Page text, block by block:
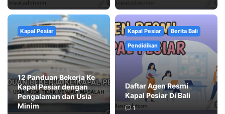
Kapal Pesiar
12 Panduan Bekerja Ke
Kapal Pesiar dengan
Pengalaman dan Usia
Minim
Kapal Pesiar Berita Bali
Pendidikan
Daftar Agen Resmi
Kapal Pesiar Di Bali
1